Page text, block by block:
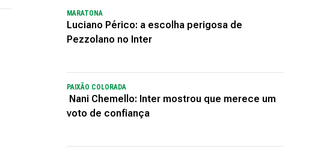
MARATONA
Luciano Périco: a escolha perigosa de
Pezzolano no Inter
PAIXÃO COLORADA
Nani Chemello: Inter mostrou que merece um
voto de confiança